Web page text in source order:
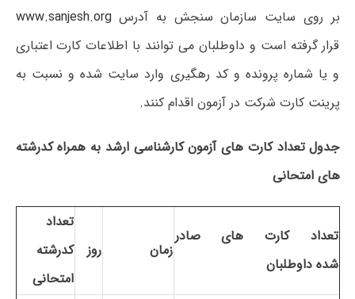
بر روی سایت سازمان سنجش به آدرسwww.sanjesh.org
قرار گرفته است و داوطلبان می توانند با اطلاعات کارت اعتباری
و یا شماره پرونده و کد رهگیری وارد سایت شده و نسبت به
پرینت کارت شرکت در آزمون اقدام کنند.
جدول تعداد کارت های آزمون کارشناسی ارشد به همراه کدرشته
های امتحانی
تعداد کارت های صادر
شده داوطلبان
زمان روز
تعداد
کدرشته
امتحانی